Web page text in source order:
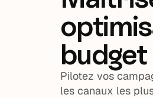
budget
Pilotez vos
les canaux les